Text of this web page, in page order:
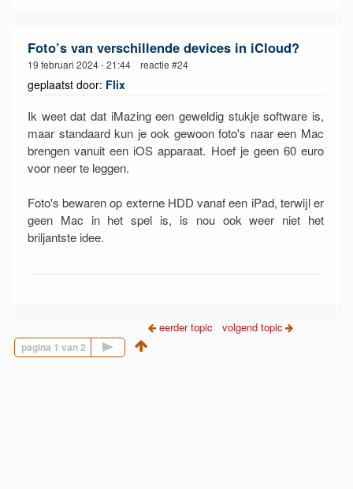
Foto’s van verschillende devices in iCloud?
19 februari 2024 - 21:44 reactie #24
geplaatst door: Flix
Ik weet dat dat iMazing een geweldig stukje software is,
maar standaard kun je ook gewoon foto's naar een Mac
brengen vanuit een iOS apparaat. Hoef je geen 60 euro
voor neer te leggen.
Foto's bewaren op externe HDD vanaf een iPad, terwijl er
geen Mac in het spel is, is nou ook weer niet het
briljantste idee.
Volgende pagina
eerder topic volgend topic